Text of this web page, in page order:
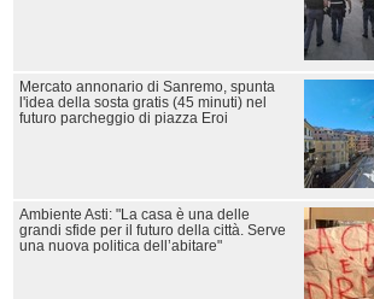
Mercato annonario di Sanremo, spunta
l'idea della sosta gratis (45 minuti) nel
futuro parcheggio di piazza Eroi
Ambiente Asti: "La casa è una delle
grandi sfide per il futuro della città. Serve
una nuova politica dell’abitare"